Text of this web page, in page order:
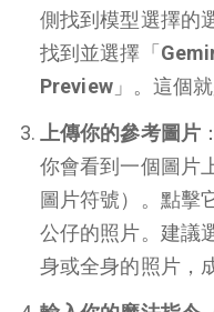
側找到模型選擇的
找到並選擇「
Preview」。這個就
上傳你的參考圖片
你會看到一個圖片
圖片符號）。點擊
公仔的照片。建議
身或全身的照片，